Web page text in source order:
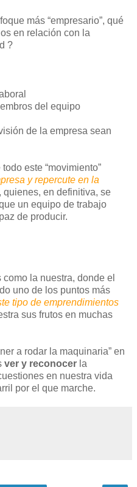
más “empresario”, qué
en relación con la
?
del equipo
de la empresa sean
este “movimiento”
y repercute en la
, quienes, en definitiva, se
un equipo de trabajo
de producir.
la nuestra, donde el
uno de los puntos más
tipo de emprendimientos
sus frutos en muchas
a rodar la maquinaria” en
ver y reconocer la
en nuestra vida
por el que marche.